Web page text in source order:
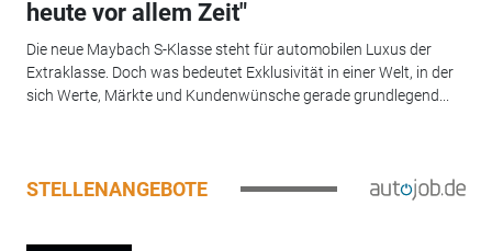
heute vor allem Zeit"
Die neue Maybach S-Klasse steht für automobilen Luxus der
Extraklasse. Doch was bedeutet Exklusivität in einer Welt, in der
sich Werte, Märkte und Kundenwünsche gerade grundlegend...
STELLENANGEBOTE